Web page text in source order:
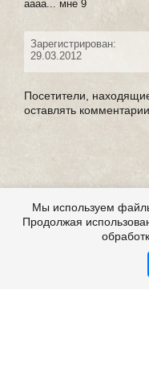
аааа... мне 9
Зарегистрирован:
29.03.2012
Посетители,
оставлять
Мы используем
Продолжая